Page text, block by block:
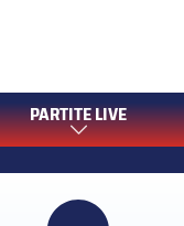
PARTITE LIVE